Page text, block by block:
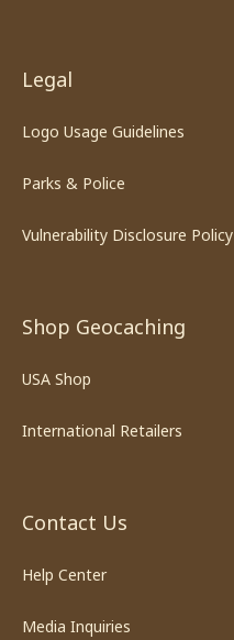
Legal
Logo Usage Guidelines
Parks & Police
Vulnerability Disclosure Policy
Shop Geocaching
USA Shop
International Retailers
Contact Us
Help Center
Media Inquiries